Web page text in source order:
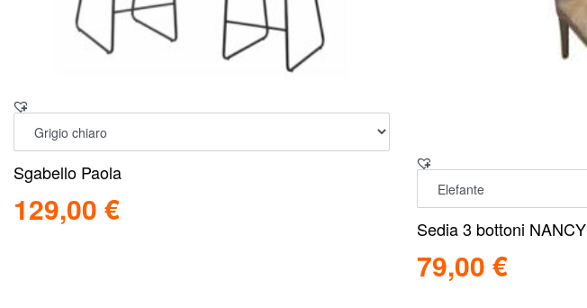
Sgabello Paola
129,00 €
Sedia 3 bottoni NANCY
79,00 €
Scegli